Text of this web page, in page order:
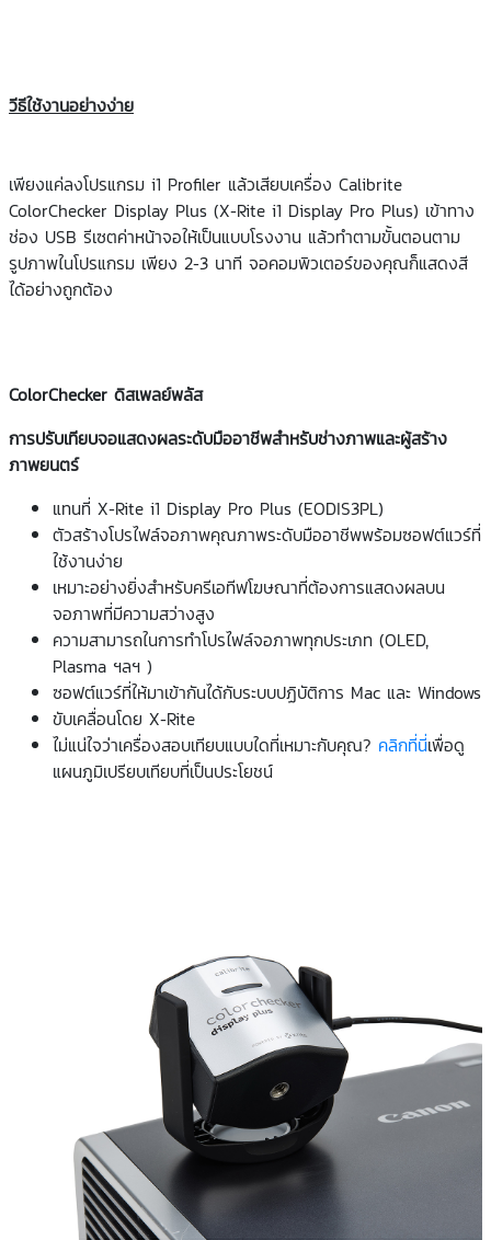
วีธีใช้งานอย่างง่าย
เพียงแค่ลงโปรแกรม i1 Profiler แล้วเสียบเครื่อง Calibrite
ColorChecker Display Plus (X-Rite i1 Display Pro Plus) เข้าทาง
ช่อง USB รีเซตค่าหน้าจอให้เป็นแบบโรงงาน แล้วทำตามขั้นตอนตาม
รูปภาพในโปรแกรม เพียง 2-3 นาที จอคอมพิวเตอร์ของคุณก็แสดงสี
ได้อย่างถูกต้อง
ColorChecker ดิสเพลย์พลัส
การปรับเทียบจอแสดงผลระดับมืออาชีพสำหรับช่างภาพและผู้สร้าง
ภาพยนตร์
แทนที่ X-Rite i1 Display Pro Plus (EODIS3PL)
ตัวสร้างโปรไฟล์จอภาพคุณภาพระดับมืออาชีพพร้อมซอฟต์แวร์ที่
ใช้งานง่าย
เหมาะอย่างยิ่งสำหรับครีเอทีฟโฆษณาที่ต้องการแสดงผลบน
จอภาพที่มีความสว่างสูง
ความสามารถในการทำโปรไฟล์จอภาพทุกประเภท (OLED,
Plasma ฯลฯ )
ซอฟต์แวร์ที่ให้มาเข้ากันได้กับระบบปฏิบัติการ Mac และ Windows
ขับเคลื่อนโดย X-Rite
ไม่แน่ใจว่าเครื่องสอบเทียบแบบใดที่เหมาะกับคุณ? คลิกที่นี่เพื่อดู
แผนภูมิเปรียบเทียบที่เป็นประโยชน์